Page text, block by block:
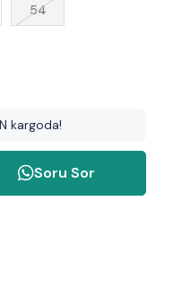
54
kargoda!
Soru Sor